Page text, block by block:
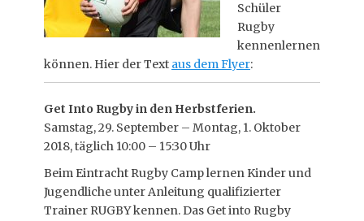
Schüler
Rugby
kennenlernen
können. Hier der Text aus dem Flyer:
Get Into Rugbyin den Herbstferien.
Samstag, 29. September – Montag, 1. Oktober
2018, täglich 10:00 – 15:30 Uhr
Beim Eintracht Rugby Camp lernen Kinder und
Jugendliche unter Anleitung qualifizierter
Trainer RUGBY kennen. Das Get into Rugby